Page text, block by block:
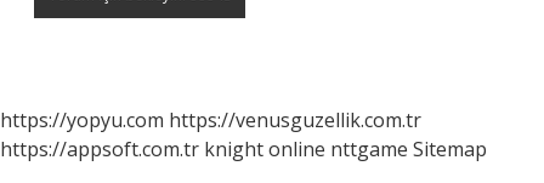
https://yopyu.com https://venusguzellik.com.tr
https://appsoft.com.tr knight online nttgame Sitemap